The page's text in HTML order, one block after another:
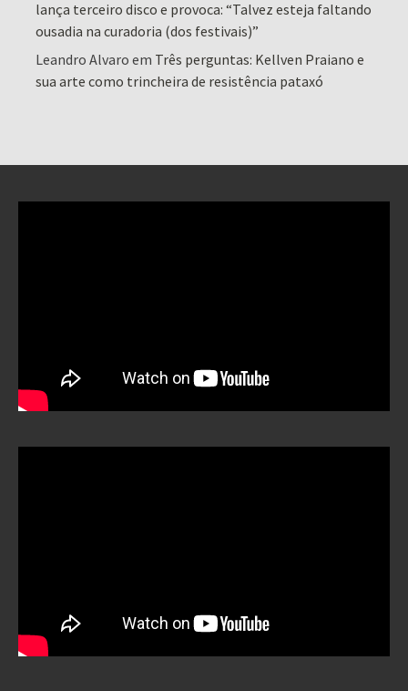
lança terceiro disco e provoca: “Talvez esteja faltando
ousadia na curadoria (dos festivais)”
Leandro Alvaro em Três perguntas: Kellven Praiano e
sua arte como trincheira de resistência pataxó